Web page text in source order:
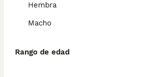
Hembra
Macho
Rango de edad